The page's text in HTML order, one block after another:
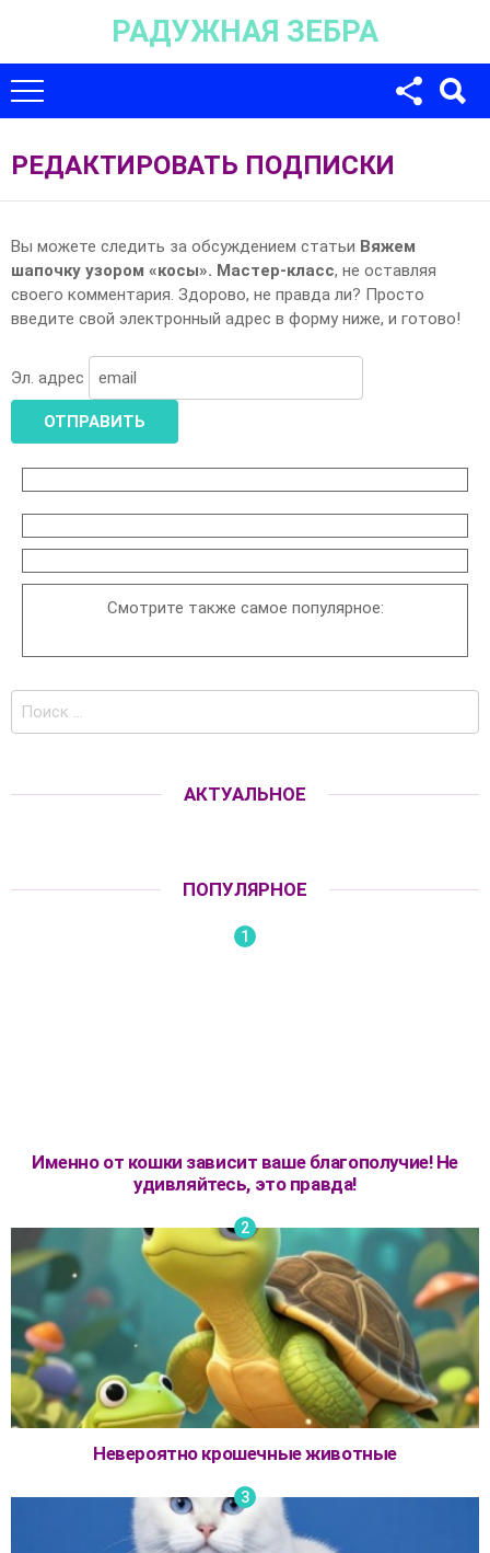
РАДУЖНАЯ ЗЕБРА
РЕДАКТИРОВАТЬ ПОДПИСКИ
Вы можете следить за обсуждением статьи Вяжем
шапочку узором «косы». Мастер-класс, не оставляя
своего комментария. Здорово, не правда ли? Просто
введите свой электронный адрес в форму ниже, и готово!
Эл. адрес
Смотрите также самое популярное:
Поиск
АКТУАЛЬНОЕ
ПОПУЛЯРНОЕ
Именно от кошки зависит ваше благополучие! Не
удивляйтесь, это правда!
Невероятно крошечные животные
Для любых предложений по сайту: